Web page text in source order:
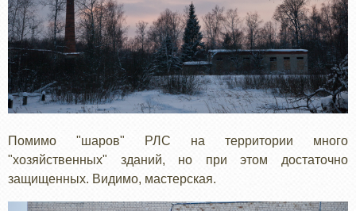
Помимо "шаров" РЛС на территории много
"хозяйственных" зданий, но при этом достаточно
защищенных. Видимо, мастерская.